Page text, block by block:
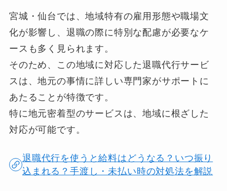
宮城・仙台では、地域特有の雇用形態や職場文
化が影響し、退職の際に特別な配慮が必要なケ
ースも多く見られます。
そのため、この地域に対応した退職代行サービ
スは、地元の事情に詳しい専門家がサポートに
あたることが特徴です。
特に地元密着型のサービスは、地域に根ざした
対応が可能です。
退職代行を使うと給料はどうなる？いつ振り
込まれる？手渡し・未払い時の対処法を解説